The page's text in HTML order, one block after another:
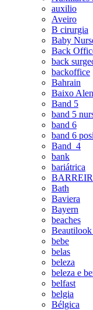
auxilio
Aveiro
B cirurgia
Baby
Back
back
backoffice
Bahrain
Baixo
Band 5
band 5
band 6
band 6
Band_4
bank
bariátrica
Bath
Baviera
Bayern
beaches
bebe
belas
beleza
beleza e
belfast
belgia
Bélgica